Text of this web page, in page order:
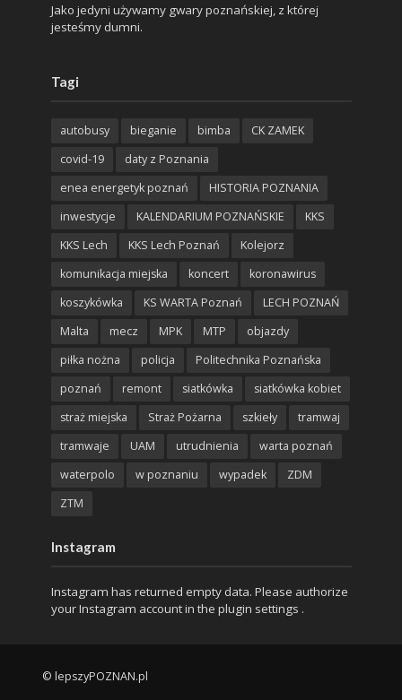
Jako jedyni używamy gwary poznańskiej, z której
jesteśmy dumni.
Tagi
autobusy bieganie bimba
CK ZAMEK
covid-19
daty z Poznania
enea energetyk poznań
HISTORIA POZNANIA
inwestycje
KALENDARIUM POZNAŃSKIE
KKS
KKS Lech
KKS Lech Poznań
Kolejorz
komunikacja miejska
koncert
koronawirus
koszykówka
KS WARTA Poznań
LECH POZNAŃ
Malta
mecz MPK MTP
objazdy
piłka nożna
policja
Politechnika Poznańska
poznań
remont siatkówka
siatkówka kobiet
straż miejska
Straż Pożarna szkieły
tramwaj
tramwaje
UAM utrudnienia
warta poznań
waterpolo
w poznaniu wypadek
ZDM
ZTM
Instagram
Instagram has returned empty data. Please authorize
your Instagram account in the plugin settings .
© lepszyPOZNAN.pl